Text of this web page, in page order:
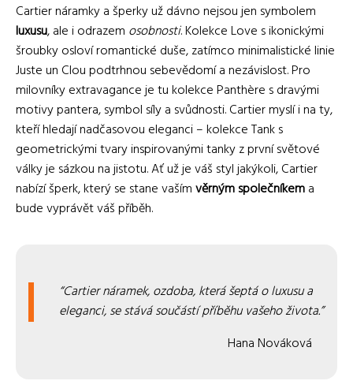
Cartier náramky a šperky už dávno nejsou jen symbolem
luxusu, ale i odrazem osobnosti. Kolekce Love s ikonickými
šroubky osloví romantické duše, zatímco minimalistické linie
Juste un Clou podtrhnou sebevědomí a nezávislost. Pro
milovníky extravagance je tu kolekce Panthère s dravými
motivy pantera, symbol síly a svůdnosti. Cartier myslí i na ty,
kteří hledají nadčasovou eleganci – kolekce Tank s
geometrickými tvary inspirovanými tanky z první světové
války je sázkou na jistotu. Ať už je váš styl jakýkoli, Cartier
nabízí šperk, který se stane vašímvěrným společníkema
bude vyprávět váš příběh.
Cartier náramek, ozdoba, která šeptá o luxusu a
eleganci, se stává součástí příběhu vašeho života.
Hana Nováková